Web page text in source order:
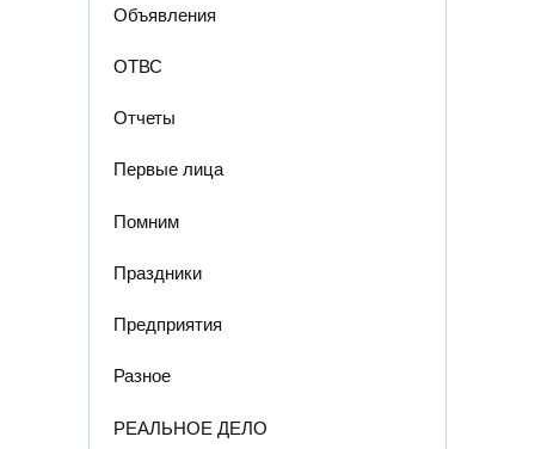
Объявления
ОТВС
Отчеты
Первые лица
Помним
Праздники
Предприятия
Разное
РЕАЛЬНОЕ ДЕЛО